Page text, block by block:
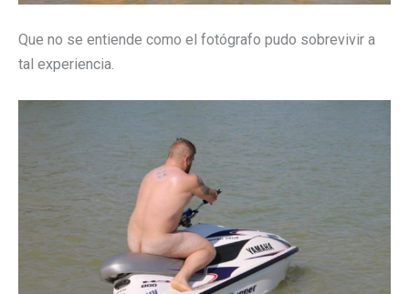
Que no se entiende como el fotógrafo pudo sobrevivir a
tal experiencia.